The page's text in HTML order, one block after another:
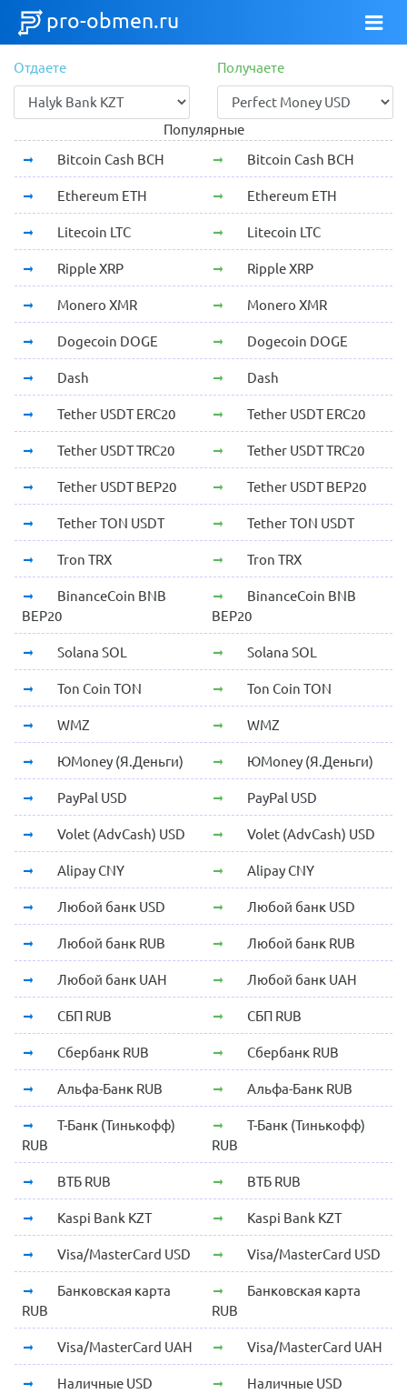
pro-obmen.ru
Отдаете Получаете
Популярные
Bitcoin Cash BCH
Bitcoin Cash BCH
Ethereum ETH Ethereum ETH
Litecoin LTC Litecoin LTC
Ripple XRP Ripple XRP
Monero XMR Monero XMR
Dogecoin DOGE Dogecoin DOGE
Dash Dash
Tether USDT ERC20 Tether USDT ERC20
Tether USDT TRC20 Tether USDT TRC20
Tether USDT BEP20 Tether USDT BEP20
Tether TON USDT Tether TON USDT
Tron TRX Tron TRX
BinanceCoin BNB
BEP20
BinanceCoin BNB
BEP20
Solana SOL Solana SOL
Ton Coin TON Ton Coin TON
WMZ WMZ
ЮMoney (Я.Деньги) ЮMoney (Я.Деньги)
PayPal USD PayPal USD
Volet (AdvCash) USD Volet (AdvCash) USD
Alipay CNY Alipay CNY
Любой банк USD Любой банк USD
Любой банк RUB Любой банк RUB
Любой банк UAH Любой банк UAH
СБП RUB СБП RUB
Сбербанк RUB Сбербанк RUB
Альфа-Банк RUB Альфа-Банк RUB
Т-Банк (Тинькофф)
RUB
Т-Банк (Тинькофф)
RUB
ВТБ RUB ВТБ RUB
Kaspi Bank KZT Kaspi Bank KZT
Visa/MasterCard USD Visa/MasterCard USD
Банковская карта
RUB
Банковская карта
RUB
Visa/MasterCard UAH Visa/MasterCard UAH
Наличные USD Наличные USD